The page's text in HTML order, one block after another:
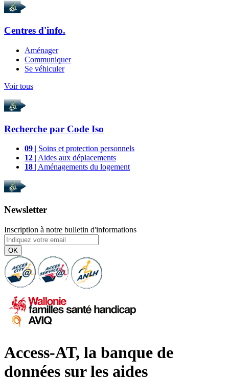
Centres d'info.
Aménager
Communiquer
Se véhiculer
Voir tous
Recherche par Code Iso
09 | Soins et protection personnels
12 | Aides aux déplacements
18 | Aménagements du logement
Newsletter
Inscription à notre bulletin d'informations
OK
Access-AT, la banque de
données sur les aides